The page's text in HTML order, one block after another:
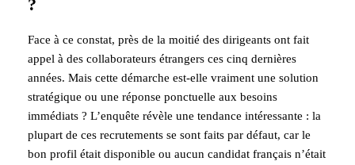
?
Face à ce constat, près de la moitié des dirigeants ont fait
appel à des collaborateurs étrangers ces cinq dernières
années. Mais cette démarche est-elle vraiment une solution
stratégique ou une réponse ponctuelle aux besoins
immédiats ? L’enquête révèle une tendance intéressante : la
plupart de ces recrutements se sont faits par défaut, car le
bon profil était disponible ou aucun candidat français n’était